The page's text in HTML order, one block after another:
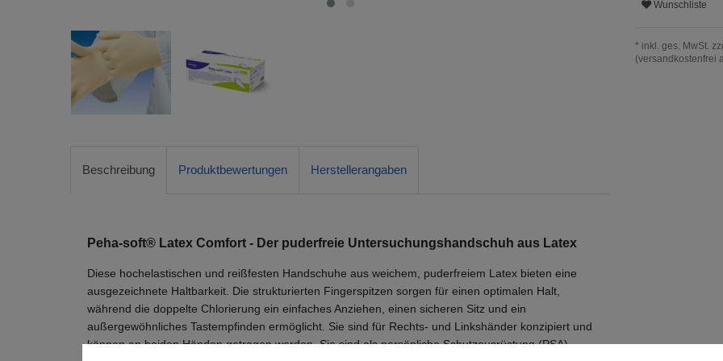
Wunschliste
* inkl. ges. MwSt.
(versandkostenfrei
Beschreibung Produktbewertungen Herstellerangaben
Peha-soft® Latex Comfort - Der puderfreie Untersuchungshandschuh aus Latex
Diese hochelastischen und reißfesten Handschuhe aus weichem, puderfreiem Latex bieten eine
ausgezeichnete Haltbarkeit. Die strukturierten Fingerspitzen sorgen für einen optimalen Halt,
während die doppelte Chlorierung ein einfaches Anziehen, einen sicheren Sitz und ein
außergewöhnliches Tastempfinden ermöglicht. Sie sind für Rechts- und Linkshänder konzipiert und
können an beiden Händen getragen werden. Sie sind als persönliche Schutzausrüstung (PSA)